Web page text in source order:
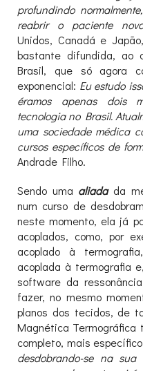
profundindo
reabrir o paciente
Unidos, Canadá e
bastante difundida, ao
Brasil, que só agora
exponencial: Eu estudo
éramos apenas dois
tecnologia no Brasil.
uma sociedade médica
cursos específicos de
Andrade Filho.
Sendo uma aliadada
num curso de
neste momento, ela já
acoplados, como, por
acoplado à
acoplada à termografia
software da
fazer, no mesmo
planos dos tecidos, de
Magnética Termográfica
completo, mais
desdobrando-se na